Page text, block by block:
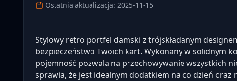
Ostatnia aktualizacja: 2025-11-15
Stylowy retro portfel damski z trójskładanym
bezpieczeństwo Twoich kart. Wykonany w solidnym
pojemność pozwala na przechowywanie wszystkich
sprawia, że jest idealnym dodatkiem na co dzień oraz